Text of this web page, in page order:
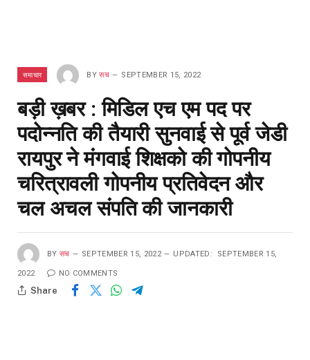
समाचार BY सच SEPTEMBER 15, 2022
बड़ी ख़बर : मिडिल एच एम पद पर
पदोन्नति की तैयारी सुनवाई से पूर्व जेडी
रायपुर ने मंगवाई शिक्षको की गोपनीय
चरित्रावली गोपनीय प्रतिवेदन और
चल अचल संपति की जानकारी
BY सच SEPTEMBER 15, 2022 UPDATED: SEPTEMBER 15,
2022 NO COMMENTS
Share